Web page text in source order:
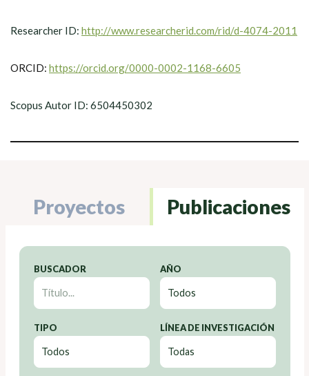
Researcher ID: http://www.researcherid.com/rid/d-4074-2011
ORCID: https://orcid.org/0000-0002-1168-6605
Scopus Autor ID: 6504450302
Proyectos Publicaciones
BUSCADOR AÑO
TIPO LÍNEA DE INVESTIGACIÓN